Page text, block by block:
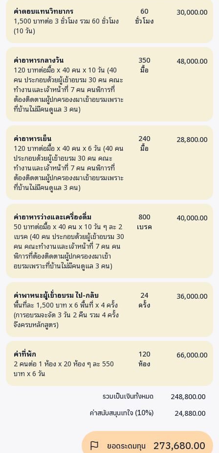
สุขภาพ
และสังคม
พื้นที่
และเกณฑ์
การส่งต่อ
5
แนวคิด
Respite
Care
และการ
ดูแล
ทดแทนผู้
ปกครอง
ความหมาย
รูปแบบ และ
บทเรียนเชิง
6
การ
สื่อสารกับ
ครอบครัว
และการ
สร้าง
ความไว้
วางใจ
การสื่อสาร
ความคาดหวัง
และการทำข้อ
ตกลง
หมวดที่2 :สมรรถนะการดูแลและทักษะเชิง
ปฏิบัติ (36ชั่วโมง)
ลำดับ
รายวิชา
(ท/
ที่
เกี่ยวข้
7
การ
ปลอดภัย
hazard,
อุบัติเหตุ
ค่าตอบแทนวิทยากร
1,500 บาทต่อ 3 ชั่วโมง รวม 60 ชั่วโมง
(10 วัน)
60
ชั่วโมง
30,000.00
ค่าอาหารกลางวัน
120 บาทต่อมื้อ x 40 คน x 10 วัน (40
คน ประกอบด้วยผู้เข้าอบรม 30 คน คณะ
ทำงานและเจ้าหน้าที่ 7 คน คนพิการที่
ต้องติดตามผู้ปกครองงมาเข้าอบรมเพราะ
ที่บ้านไม่มีคนดูแล 3 คน)
350
มื้อ
48,000.00
ค่าอาหารเย็น
120 บาทต่อมื้อ x 40 คน x 6 วัน (40 คน
ประกอบด้วยผู้เข้าอบรม 30 คน คณะ
ทำงานและเจ้าหน้าที่ 7 คน คนพิการที่
ต้องติดตามผู้ปกครองงมาเข้าอบรมเพราะ
ที่บ้านไม่มีคนดูแล 3 คน)
240
มื้อ
28,800.00
ค่าอาหารว่างและเครื่องดื่ม
50 บาทต่อมื้อ x 40 คน x 10 วัน ๆ ละ 2
เบรค (40 คน ประกอบด้วยผู้เข้าอบรม 30
คน คณะทำงานและเจ้าหน้าที่ 7 คน คน
พิการที่ต้องติดตามผู้ปกครองงมาเข้า
อบรมเพราะที่บ้านไม่มีคนดูแล 3 คน)
800
เบรค
40,000.00
ค่าพาหนะผู้เข้่าอบรม ไป-กลับ
พื้นที่ละ 1,500 บาท x 6 พื้นที่ x 4 ครั้ง
(การอบรมจะจัด 3 วัน 2 คืน รวม 4 ครั้ง
จึงครบหลักสูตร)
24
ครั้ง
36,000.00
ค่าที่พัก
2 คนต่อ 1 ห้อง x 20 ห้อง ๆ ละ 550
บาท x 6 วัน
120
ห้อง
66,000.00
รวมเป็นเงินทั้งหมด 248,800.00
ค่าสนับสนุนเทใจ (10%) 24,880.00
ยอดระดมทุน 273,680.00